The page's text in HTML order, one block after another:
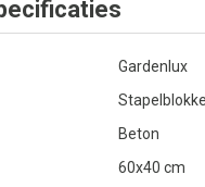
Gardenlux
Beton
60x40 cm